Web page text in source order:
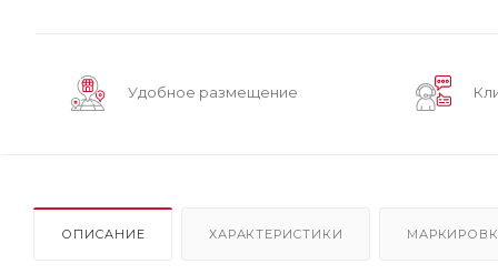
Удобное размещение
ОПИСАНИЕ ХАРАКТЕРИСТИКИ